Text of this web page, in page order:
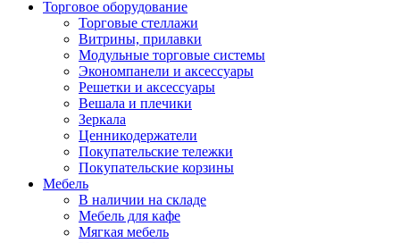
Торговое оборудование
Торговые стеллажи
Витрины, прилавки
Модульные торговые системы
Экономпанели и аксессуары
Решетки и аксессуары
Вешала и плечики
Зеркала
Ценникодержатели
Покупательские тележки
Покупательские корзины
Мебель
В наличии на складе
Мебель для кафе
Мягкая мебель